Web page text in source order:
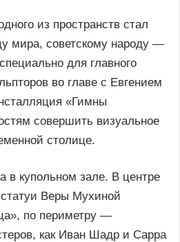
из пространств стал
мира, советскому народу —
для главного
во главе с Евгением
«Гимны
совершить визуальное
столице.
в купольном зале. В центре
Веры Мухиной
по периметру —
как Иван Шадр и Сарра